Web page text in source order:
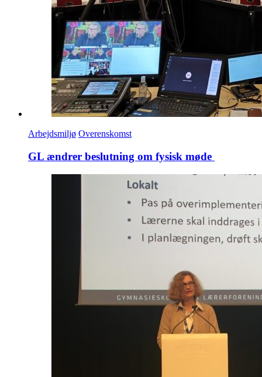
Arbejdsmiljø Overenskomst
GL ændrer beslutning om fysisk møde